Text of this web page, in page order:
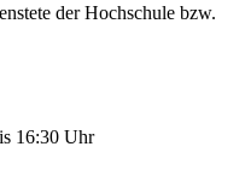
der Hochschule bzw.
16:30 Uhr